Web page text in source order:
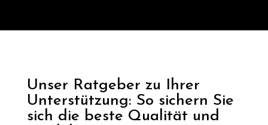
Unser Ratgeber zu Ihrer
Unterstützung: So sichern Sie
sich die beste Qualität und